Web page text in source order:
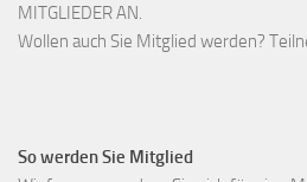
MITGLIEDER AN.
Wollen auch Sie Mitglied werden?
So werden Sie Mitglied